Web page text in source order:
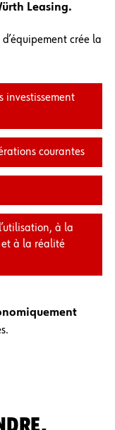
Leasing.
crée la
investissement
courantes
à la
à la réalité